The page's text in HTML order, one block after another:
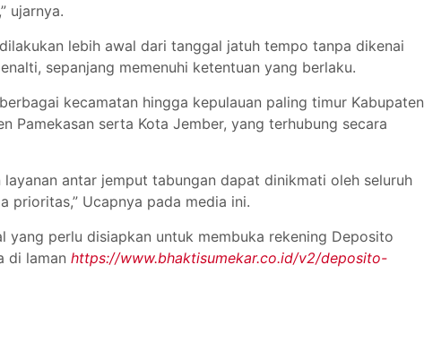
ujarnya.
lebih awal dari tanggal jatuh tempo tanpa dikenai
sepanjang memenuhi ketentuan yang berlaku.
kecamatan hingga kepulauan paling timur Kabupaten
Pamekasan serta Kota Jember, yang terhubung secara
antar jemput tabungan dapat dinikmati oleh seluruh
prioritas,” Ucapnya pada media ini.
yang perlu disiapkan untuk membuka rekening Deposito
di laman https://www.bhaktisumekar.co.id/v2/deposito-